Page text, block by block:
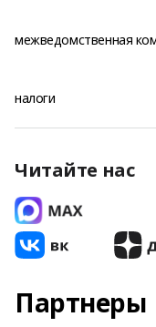
межведомственная
налоги
Читайте нас
Партнеры